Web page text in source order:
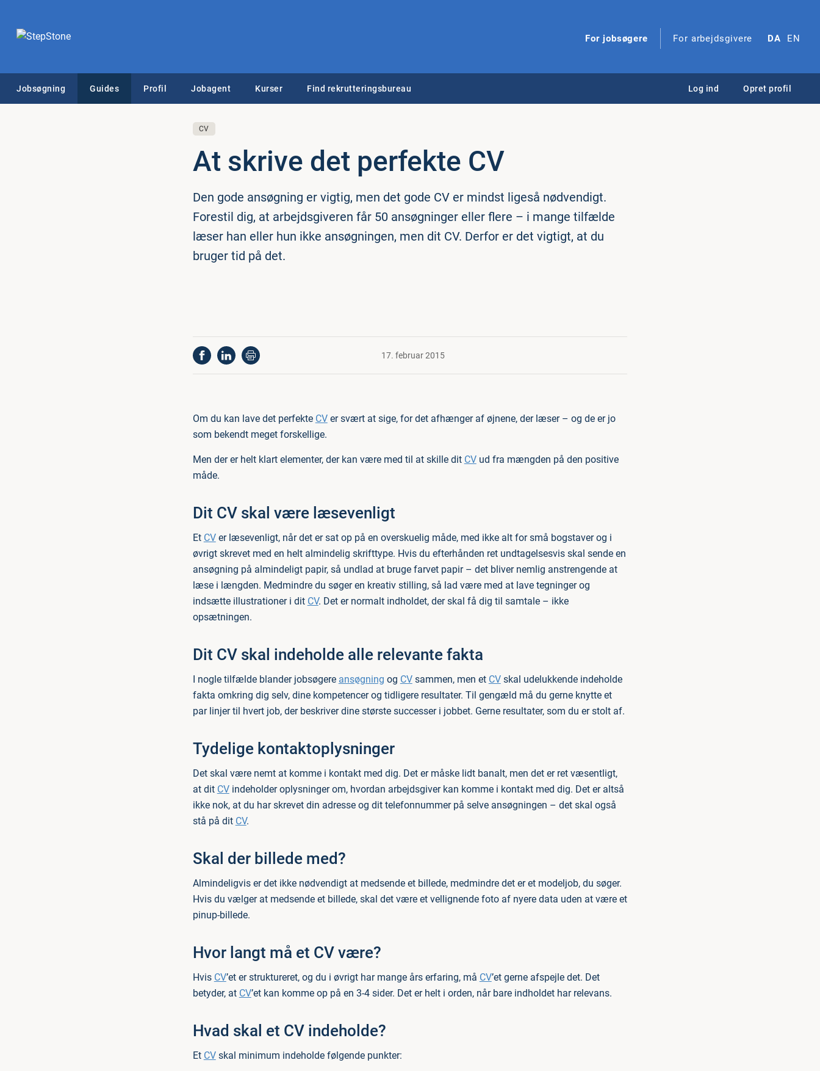
For jobsøgere For arbejdsgivere DA EN
Jobsøgning Guides Profil Jobagent Kurser Find rekrutteringsbureau Log ind Opret profil
CV
At skrive det perfekte CV
Den gode ansøgning er vigtig, men det gode CV er mindst ligeså nødvendigt.
Forestil dig, at arbejdsgiveren får 50 ansøgninger eller flere – i mange tilfælde
læser han eller hun ikke ansøgningen, men dit CV. Derfor er det vigtigt, at du
bruger tid på det.
17. februar 2015
Om du kan lave det perfekte CVer svært at sige, for det afhænger af øjnene, der læser – og de er jo
som bekendt meget forskellige.
Men der er helt klart elementer, der kan være med til at skille dit CVud fra mængden på den positive
måde.
Dit CV skal være læsevenligt
Et CVer læsevenligt, når det er sat op på en overskuelig måde, med ikke alt for små bogstaver og i
øvrigt skrevet med en helt almindelig skrifttype. Hvis du efterhånden ret undtagelsesvis skal sende en
ansøgning på almindeligt papir, så undlad at bruge farvet papir – det bliver nemlig anstrengende at
læse i længden. Medmindre du søger en kreativ stilling, så lad være med at lave tegninger og
indsætte illustrationer i dit CV. Det er normalt indholdet, der skal få dig til samtale – ikke
opsætningen.
Dit CV skal indeholde alle relevante fakta
I nogle tilfælde blander jobsøgere ansøgning og CVsammen, men et CVskal udelukkende indeholde
fakta omkring dig selv, dine kompetencer og tidligere resultater. Til gengæld må du gerne knytte et
par linjer til hvert job, der beskriver dine største successer i jobbet. Gerne resultater, som du er stolt af.
Tydelige kontaktoplysninger
Det skal være nemt at komme i kontakt med dig. Det er måske lidt banalt, men det er ret væsentligt,
at dit CVindeholder oplysninger om, hvordan arbejdsgiver kan komme i kontakt med dig. Det er altså
ikke nok, at du har skrevet din adresse og dit telefonnummer på selve ansøgningen – det skal også
stå på dit CV.
Skal der billede med?
Almindeligvis er det ikke nødvendigt at medsende et billede, medmindre det er et modeljob, du søger.
Hvis du vælger at medsende et billede, skal det være et vellignende foto af nyere data uden at være et
pinup-billede.
Hvor langt må et CV være?
Hvis CV’et er struktureret, og du i øvrigt har mange års erfaring, må CV’et gerne afspejle det. Det
betyder, at CV’et kan komme op på en 3-4 sider. Det er helt i orden, når bare indholdet har relevans.
Hvad skal et CV indeholde?
Et CVskal minimum indeholde følgende punkter: